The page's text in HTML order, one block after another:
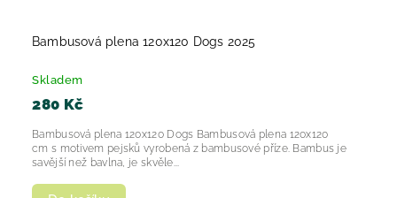
Bambusová plena 120x120 Dogs 2025
Skladem
280 Kč
Bambusová plena 120x120 Dogs Bambusová plena 120x120
cm s motivem pejsků vyrobená z bambusové příze. Bambus je
savější než bavlna, je skvěle...